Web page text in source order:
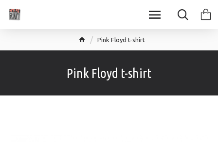
Pink Floyd t-shirt
Pink Floyd t-shirt